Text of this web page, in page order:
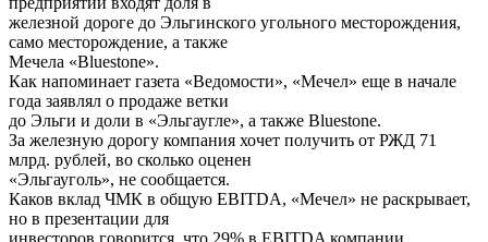
железной дороге до Эльгинского угольного месторождения,
само месторождение, а также
Мечела «Bluestone».
Как напоминает газета «Ведомости», «Мечел» еще в начале
года заявлял о продаже ветки
до Эльги и доли в «Эльгаугле», а также Bluestone.
За железную дорогу компания хочет получить от РЖД 71
млрд. рублей, во сколько оценен
«Эльгауголь», не сообщается.
Каков вклад ЧМК в общую EBITDA, «Мечел» не раскрывает,
но в презентации для